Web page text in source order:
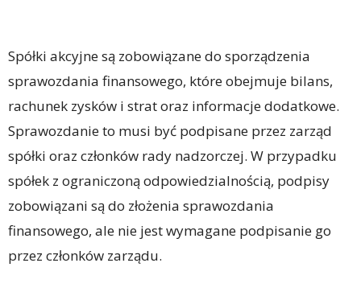
Spółki akcyjne są zobowiązane do sporządzenia
sprawozdania finansowego, które obejmuje bilans,
rachunek zysków i strat oraz informacje dodatkowe.
Sprawozdanie to musi być podpisane przez zarząd
spółki oraz członków rady nadzorczej. W przypadku
spółek z ograniczoną odpowiedzialnością, podpisy
zobowiązani są do złożenia sprawozdania
finansowego, ale nie jest wymagane podpisanie go
przez członków zarządu.